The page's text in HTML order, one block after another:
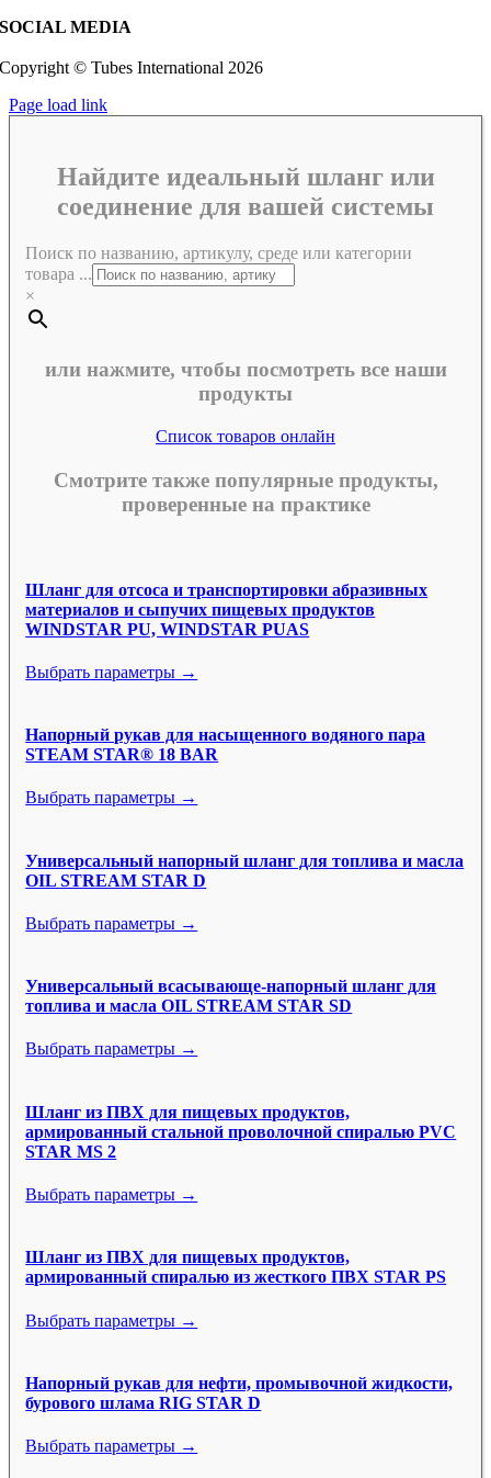
SOCIAL MEDIA
Copyright © Tubes International 2026
Page load link
Найдите идеальный шланг или
соединение для вашей системы
Поиск по названию, артикулу, среде или категории
товара ...
×
или нажмите, чтобы посмотреть все наши
продукты
Список товаров онлайн
Смотрите также популярные продукты,
проверенные на практике
Шланг для отсоса и транспортировки абразивных
материалов и сыпучих пищевых продуктов
WINDSTAR PU, WINDSTAR PUAS
Выбрать параметры →
Напорный рукав для насыщенного водяного пара
STEAM STAR® 18 BAR
Выбрать параметры →
Универсальный напорный шланг для топлива и масла
OIL STREAM STAR D
Выбрать параметры →
Универсальный всасывающе-напорный шланг для
топлива и масла OIL STREAM STAR SD
Выбрать параметры →
Шланг из ПВХ для пищевых продуктов,
армированный стальной проволочной спиралью PVC
STAR MS 2
Выбрать параметры →
Шланг из ПВХ для пищевых продуктов,
армированный спиралью из жесткого ПВХ STAR PS
Выбрать параметры →
Напорный рукав для нефти, промывочной жидкости,
бурового шлама RIG STAR D
Выбрать параметры →